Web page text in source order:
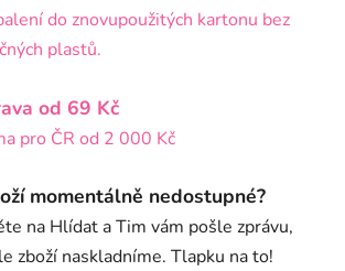
do znovupoužitých kartonu bez
plastů.
od 69 Kč
pro ČR od 2 000 Kč
momentálně nedostupné?
na Hlídat a Tim vám pošle zprávu,
zboží naskladníme. Tlapku na to!